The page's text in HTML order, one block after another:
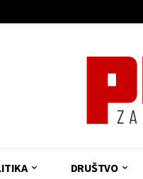
DRUŠTVO